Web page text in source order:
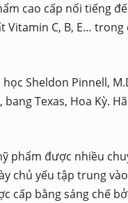
cao cấp nổi tiếng
C, B, E…
Sheldon Pinnell,
Texas, Hoa Kỳ.
phẩm được nhiều
chủ yếu tập trung
cấp bằng sáng chế